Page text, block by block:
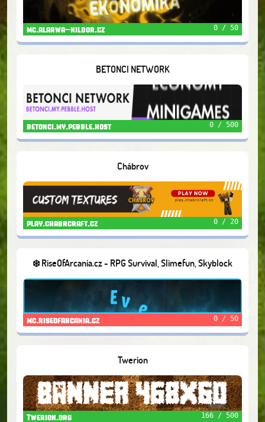
mc.alarwa-nildor.cz 0 / 50
BETONCI NETWORK
betonci.my.pebble.host 0 / 500
Chábrov
play.chabrcraft.cz 0 / 20
❄️ RiseOfArcania.cz - RPG Survival, Slimefun, Skyblock
mc.riseofarcania.cz 0 / 50
Twerion
Twerion.org 166 / 500